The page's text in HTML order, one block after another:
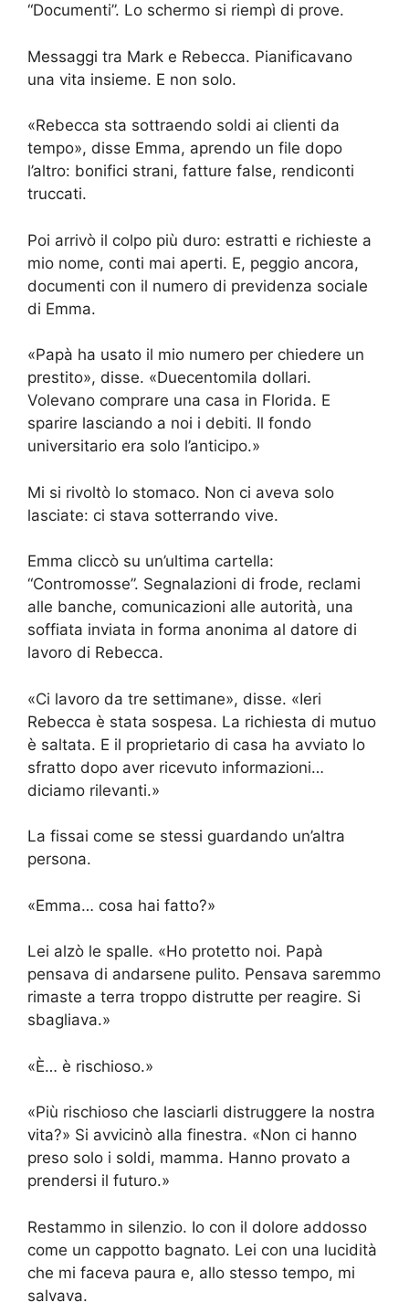
“Documenti”. Lo schermo si riempì di prove.
Messaggi tra Mark e Rebecca. Pianificavano
una vita insieme. E non solo.
«Rebecca sta sottraendo soldi ai clienti da
tempo», disse Emma, aprendo un file dopo
l’altro: bonifici strani, fatture false, rendiconti
truccati.
Poi arrivò il colpo più duro: estratti e richieste a
mio nome, conti mai aperti. E, peggio ancora,
documenti con il numero di previdenza sociale
di Emma.
«Papà ha usato il mio numero per chiedere un
prestito», disse. «Duecentomila dollari.
Volevano comprare una casa in Florida. E
sparire lasciando a noi i debiti. Il fondo
universitario era solo l’anticipo.»
Mi si rivoltò lo stomaco. Non ci aveva solo
lasciate: ci stava sotterrando vive.
Emma cliccò su un’ultima cartella:
“Contromosse”. Segnalazioni di frode, reclami
alle banche, comunicazioni alle autorità, una
soffiata inviata in forma anonima al datore di
lavoro di Rebecca.
«Ci lavoro da tre settimane», disse. «Ieri
Rebecca è stata sospesa. La richiesta di mutuo
è saltata. E il proprietario di casa ha avviato lo
sfratto dopo aver ricevuto informazioni…
diciamo rilevanti.»
La fissai come se stessi guardando un’altra
persona.
«Emma… cosa hai fatto?»
Lei alzò le spalle. «Ho protetto noi. Papà
pensava di andarsene pulito. Pensava saremmo
rimaste a terra troppo distrutte per reagire. Si
sbagliava.»
«È… è rischioso.»
«Più rischioso che lasciarli distruggere la nostra
vita?» Si avvicinò alla finestra. «Non ci hanno
preso solo i soldi, mamma. Hanno provato a
prendersi il futuro.»
Restammo in silenzio. Io con il dolore addosso
come un cappotto bagnato. Lei con una lucidità
che mi faceva paura e, allo stesso tempo, mi
salvava.